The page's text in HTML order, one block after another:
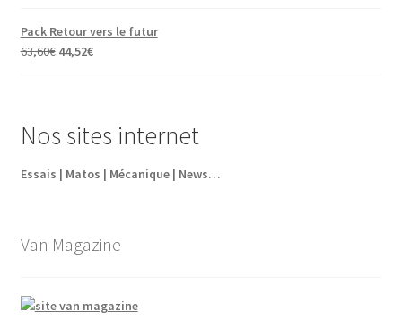
initial
était :
5,95€.
est :
Pack Retour vers le futur
63,60€ Le
63,60€.
44,52€Le
44,52€.
Nos sites internet
Essais | Matos | Mécanique | News…
Van Magazine